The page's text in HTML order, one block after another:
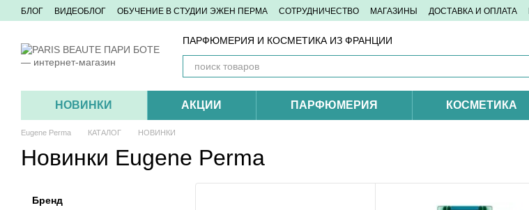
Перейти к основному контенту
БЛОГ ВИДЕОБЛОГ ОБУЧЕНИЕ В СТУДИИ ЭЖЕН ПЕРМА СОТРУДНИЧЕСТВО МАГАЗИНЫ ДОСТАВКА И ОПЛАТА
ПАРФЮМЕРИЯ И КОСМЕТИКА ИЗ ФРАНЦИИ
НОВИНКИ АКЦИИ ПАРФЮМЕРИЯ КОСМЕТИКА
Eugene Perma КАТАЛОГ НОВИНКИ
Новинки Eugene Perma
Бренд